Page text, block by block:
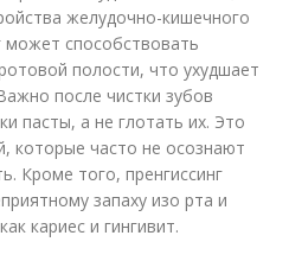
желудочно-кишечного
может способствовать
полости, что ухудшает
после чистки зубов
пасты, а не глотать их. Это
которые часто не осознают
Кроме того, пренгиссинг
запаху изо рта и
кариес и гингивит.